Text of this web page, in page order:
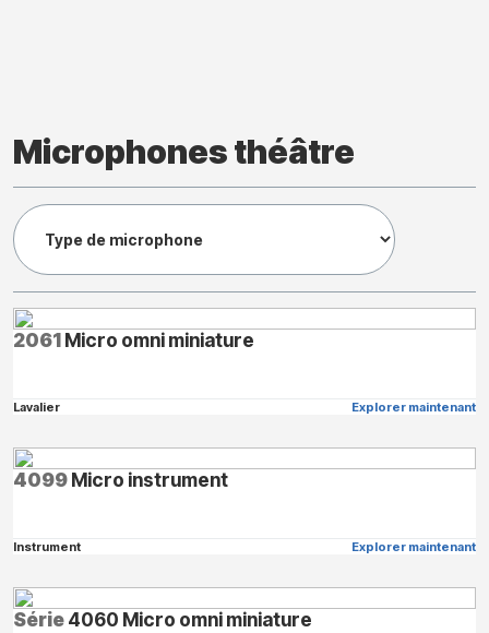
Microphones théâtre
2061Micro omni miniature
Lavalier Explorer maintenant
4099Micro instrument
Instrument Explorer maintenant
Série4060 Micro omni miniature